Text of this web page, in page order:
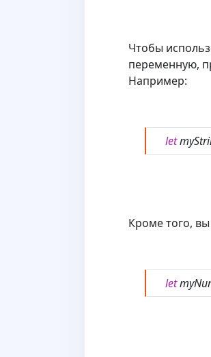
Чтобы
переменную,
Например:
let
Кроме того,
let